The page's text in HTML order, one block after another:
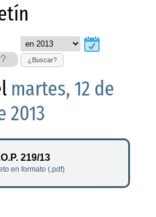
¿Buscar?
martes, 12 de
2013
219/13
en formato (.pdf)